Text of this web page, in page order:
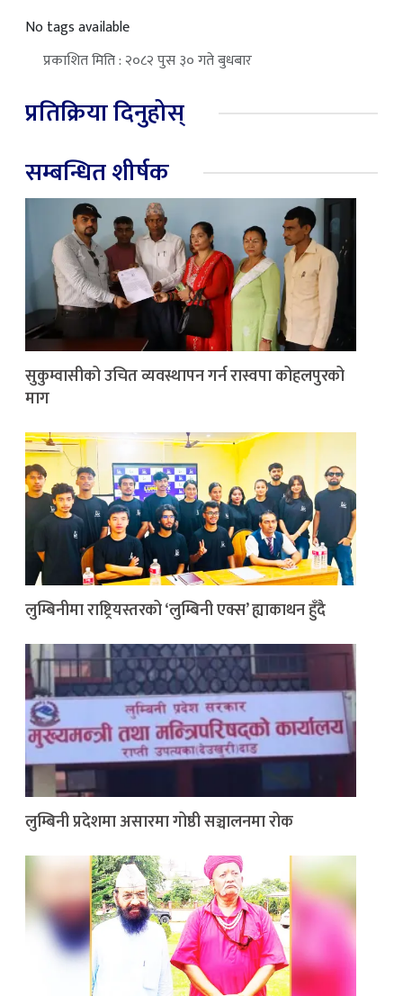
No tags available
प्रकाशित मिति : २०८२ पुस ३० गते बुधबार
प्रतिक्रिया दिनुहोस्
सम्बन्धित शीर्षक
सुकुम्वासीको उचित व्यवस्थापन गर्न रास्वपा कोहलपुरको
माग
लुम्बिनीमा राष्ट्रियस्तरको ‘लुम्बिनी एक्स’ ह्याकाथन हुँदै
लुम्बिनी प्रदेशमा असारमा गोष्ठी सञ्चालनमा रोक